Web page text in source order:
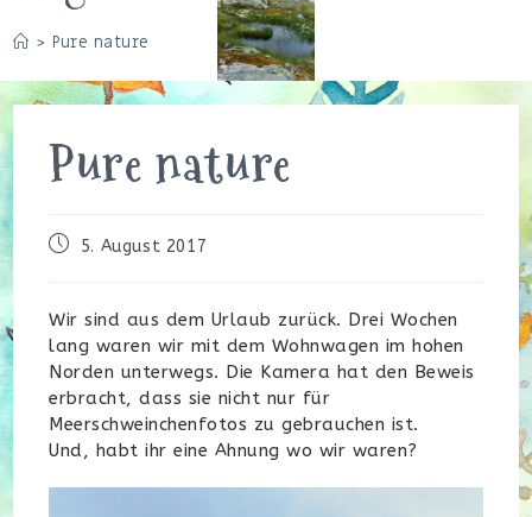
> Pure nature
Pure nature
Beitrag5. August 2017
Wir sind aus dem Urlaub zurück. Drei Wochen
lang waren wir mit dem Wohnwagen im hohen
Norden unterwegs. Die Kamera hat den Beweis
erbracht, dass sie nicht nur für
Meerschweinchenfotos zu gebrauchen ist.
Und, habt ihr eine Ahnung wo wir waren?